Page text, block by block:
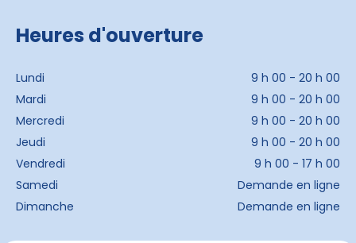
Heures d'ouverture
Lundi
9 h 00 - 20 h 00
Mardi
9 h 00 - 20 h 00
Mercredi
9 h 00 - 20 h 00
Jeudi
9 h 00 - 20 h 00
Vendredi
9 h 00 - 17 h 00
Samedi
Demande en ligne
Dimanche
Demande en ligne